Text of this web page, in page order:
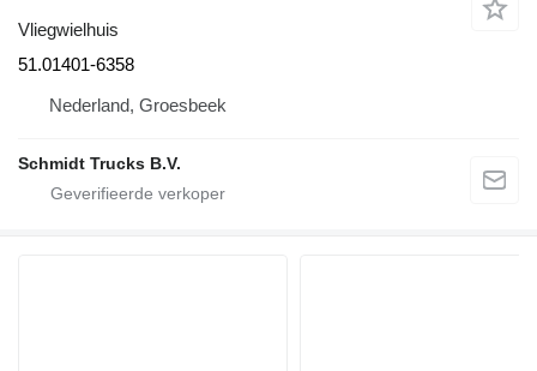
Vliegwielhuis
51.01401-6358
Nederland, Groesbeek
Schmidt Trucks B.V.